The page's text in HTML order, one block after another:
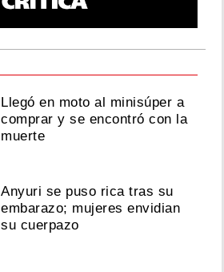
Llegó en moto al minisúper a
comprar y se encontró con la
muerte
Anyuri se puso rica tras su
embarazo; mujeres envidian
su cuerpazo